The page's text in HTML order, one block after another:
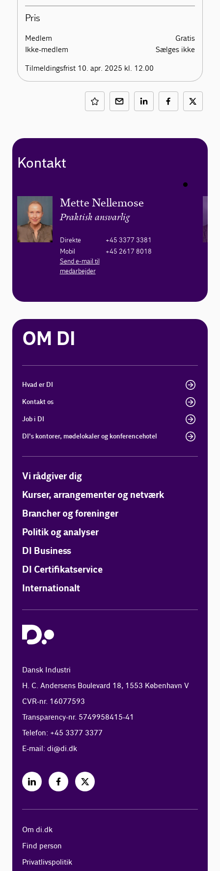
Pris
Medlem
Gratis
Ikke-medlem
Sælges ikke
Tilmeldingsfrist 10. apr. 2025 kl. 12.00
Kontakt
Mette Nellemose
Praktisk ansvarlig
Direkte
+45 3377 3381
Mobil
+45 2617 8018
Send e-mail til
medarbejder
OM DI
Hvad er DI
Kontakt os
Job i DI
DI's kontorer, mødelokaler og konferencehotel
Vi rådgiver dig
Kurser, arrangementer og netværk
Brancher og foreninger
Politik og analyser
DI Business
DI Certifikatservice
Internationalt
Dansk Industri
H. C. Andersens Boulevard 18, 1553 København V
CVR-nr. 16077593
Transparency-nr. 5749958415-41
Telefon: +45 3377 3377
E-mail:di@di.dk
Om di.dk
Find person
Privatlivspolitik